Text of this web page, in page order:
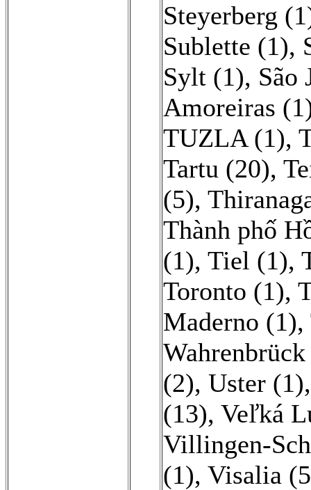
Steyerberg
Sublette (1),
Sylt (1), São
Amoreiras
TUZLA (1),
Tartu (20),
(5),
Thành phố
(1), Tiel (1),
Toronto (1),
Maderno (1),
(2), Uster (1)
(13), Veľká
Villingen-
(1), Visalia